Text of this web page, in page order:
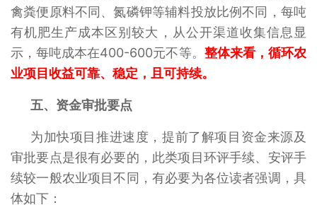
禽粪便原料不同、氮磷钾等辅料投放比例不同，每吨
有机肥生产成本区别较大，从公开渠道收集信息显
示，每吨成本在400-600元不等。 整体来看，循环农
业项目收益可靠、稳定，且可持续。
五、资金审批要点
为加快项目推进速度，提前了解项目资金来源及
审批要点是很有必要的，此类项目环评手续、安评手
续较一般农业项目不同，有必要为各位读者强调，具
体如下：